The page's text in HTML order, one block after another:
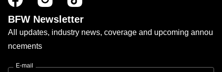
BFW Newsletter
All updates, industry news, coverage and upcoming annou
ncements
E-mail